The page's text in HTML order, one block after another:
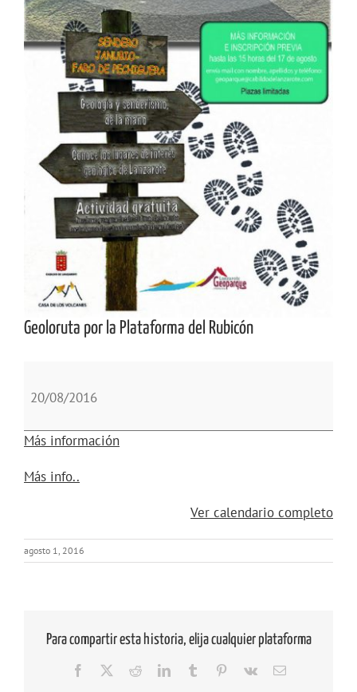
Geoloruta por la Plataforma del Rubicón
por
Plataforma
del
Rubicón
20/08/2016
Más información
Más info..
Ver calendario completo
agosto 1, 2016
Para compartir esta historia, elija cualquier plataforma
Facebook RedditLinkedInTumblr Pinterest
Vk
Correo